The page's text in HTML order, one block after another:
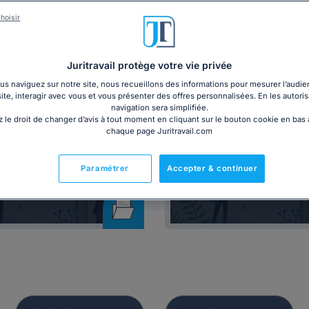
collective à jour des derniers accords, ainsi que des
du salarié inapte au
travail
Panneau
obligatoire 2026
Juritravail protège votre vie privée
naviguez sur notre site, nous recueillons des informations pour mesurer
interagir avec vous et vous présenter des offres personnalisées. En les
navigation sera simplifiée.
le droit de changer d’avis à tout moment en cliquant sur le bouton cookie en bas
chaque page Juritravail.com
Accepter & continuer
Paramétrer